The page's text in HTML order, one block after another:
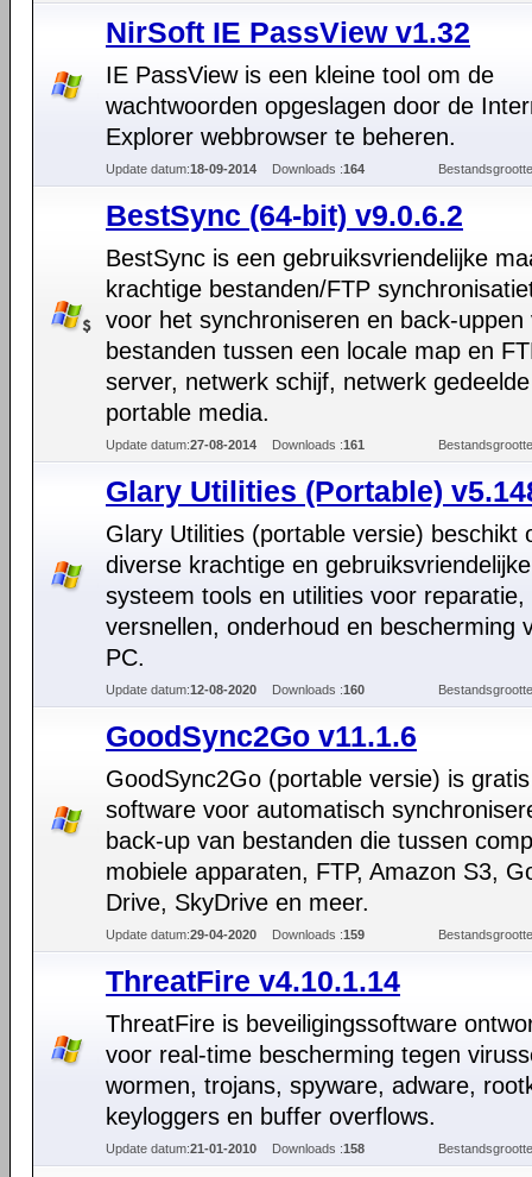
NirSoft IE PassView v1.32
IE PassView is een kleine tool om de
wachtwoorden opgeslagen door de
Explorer webbrowser te beheren.
Update datum:18-09-2014 Downloads :164
BestSync (64-bit) v9.0.6.2
BestSync is een gebruiksvriendelijke
krachtige bestanden/FTP
voor het synchroniseren en back-uppen
bestanden tussen een locale map en
server, netwerk schijf, netwerk
portable media.
Update datum:27-08-2014 Downloads :161
Glary Utilities (Portable)
Glary Utilities (portable versie) beschikt
diverse krachtige en gebruiksvriendelijke
systeem tools en utilities voor reparatie,
versnellen, onderhoud en bescherming
PC.
Update datum:12-08-2020 Downloads :160
GoodSync2Go v11.1.6
GoodSync2Go (portable versie) is gratis
software voor automatisch
back-up van bestanden die tussen
mobiele apparaten, FTP, Amazon S3,
Drive, SkyDrive en meer.
Update datum:29-04-2020 Downloads :159
ThreatFire v4.10.1.14
ThreatFire is beveiligingssoftware
voor real-time bescherming tegen
wormen, trojans, spyware, adware,
keyloggers en buffer overflows.
Update datum:21-01-2010 Downloads :158